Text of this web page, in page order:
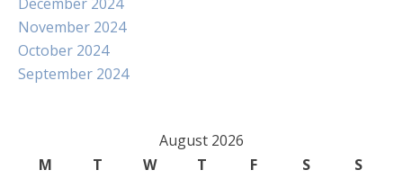
November 2024
October 2024
September 2024
August 2026
M
T W T F S
S